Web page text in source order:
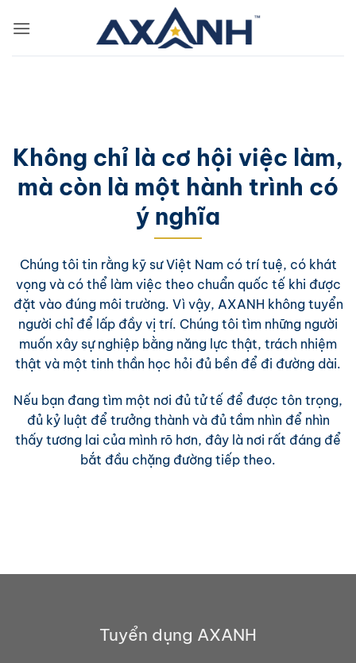
qua
Không chỉ là cơ hội việc làm,
mà còn là một hành trình có
ý nghĩa
Chúng tôi tin rằng kỹ sư Việt Nam có trí tuệ, có khát
vọng và có thể làm việc theo chuẩn quốc tế khi được
đặt vào đúng môi trường. Vì vậy, AXANH không tuyển
người chỉ để lấp đầy vị trí. Chúng tôi tìm những người
muốn xây sự nghiệp bằng năng lực thật, trách nhiệm
thật và một tinh thần học hỏi đủ bền để đi đường dài.
Nếu bạn đang tìm một nơi đủ tử tế để được tôn trọng,
đủ kỷ luật để trưởng thành và đủ tầm nhìn để nhìn
thấy tương lai của mình rõ hơn, đây là nơi rất đáng để
bắt đầu chặng đường tiếp theo.
Tuyển dụng AXANH